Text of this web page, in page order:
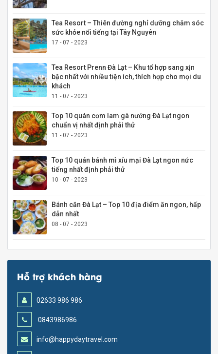
Tea Resort – Thiên đường nghỉ dưỡng chăm sóc
sức khỏe nổi tiếng tại Tây Nguyên
17 - 07 - 2023
Tea Resort Prenn Đà Lạt – Khu tổ hợp sang xịn
bậc nhất với nhiều tiện ích, thích hợp cho mọi du
khách
11 - 07 - 2023
Top 10 quán cơm lam gà nướng Đà Lạt ngon
chuẩn vị nhất định phải thử
11 - 07 - 2023
Top 10 quán bánh mì xíu mại Đà Lạt ngon nức
tiếng nhất định phải thử
10 - 07 - 2023
Bánh căn Đà Lạt – Top 10 địa điểm ăn ngon, hấp
dẫn nhất
08 - 07 - 2023
Hỗ trợ khách hàng
02633 986 986
0843986986
info@happydaytravel.com